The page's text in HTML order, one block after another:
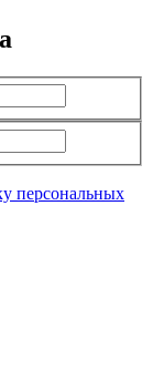
персональных